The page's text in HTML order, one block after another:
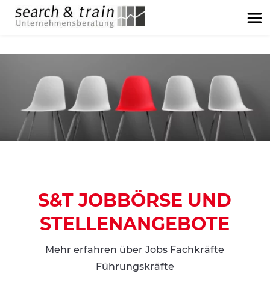
S&T JOBBÖRSE UND
STELLENANGEBOTE
Mehr erfahren über Jobs Fachkräfte
Führungskräfte